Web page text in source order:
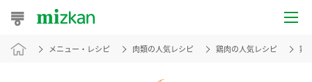
おうちレシピ
メニュー・レシピ 肉類の人気レシピ 鶏肉の人気レシピ 鶏